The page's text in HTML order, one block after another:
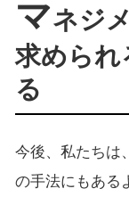
マネジ
求められ
る
今後、私たちは
の手法にもある